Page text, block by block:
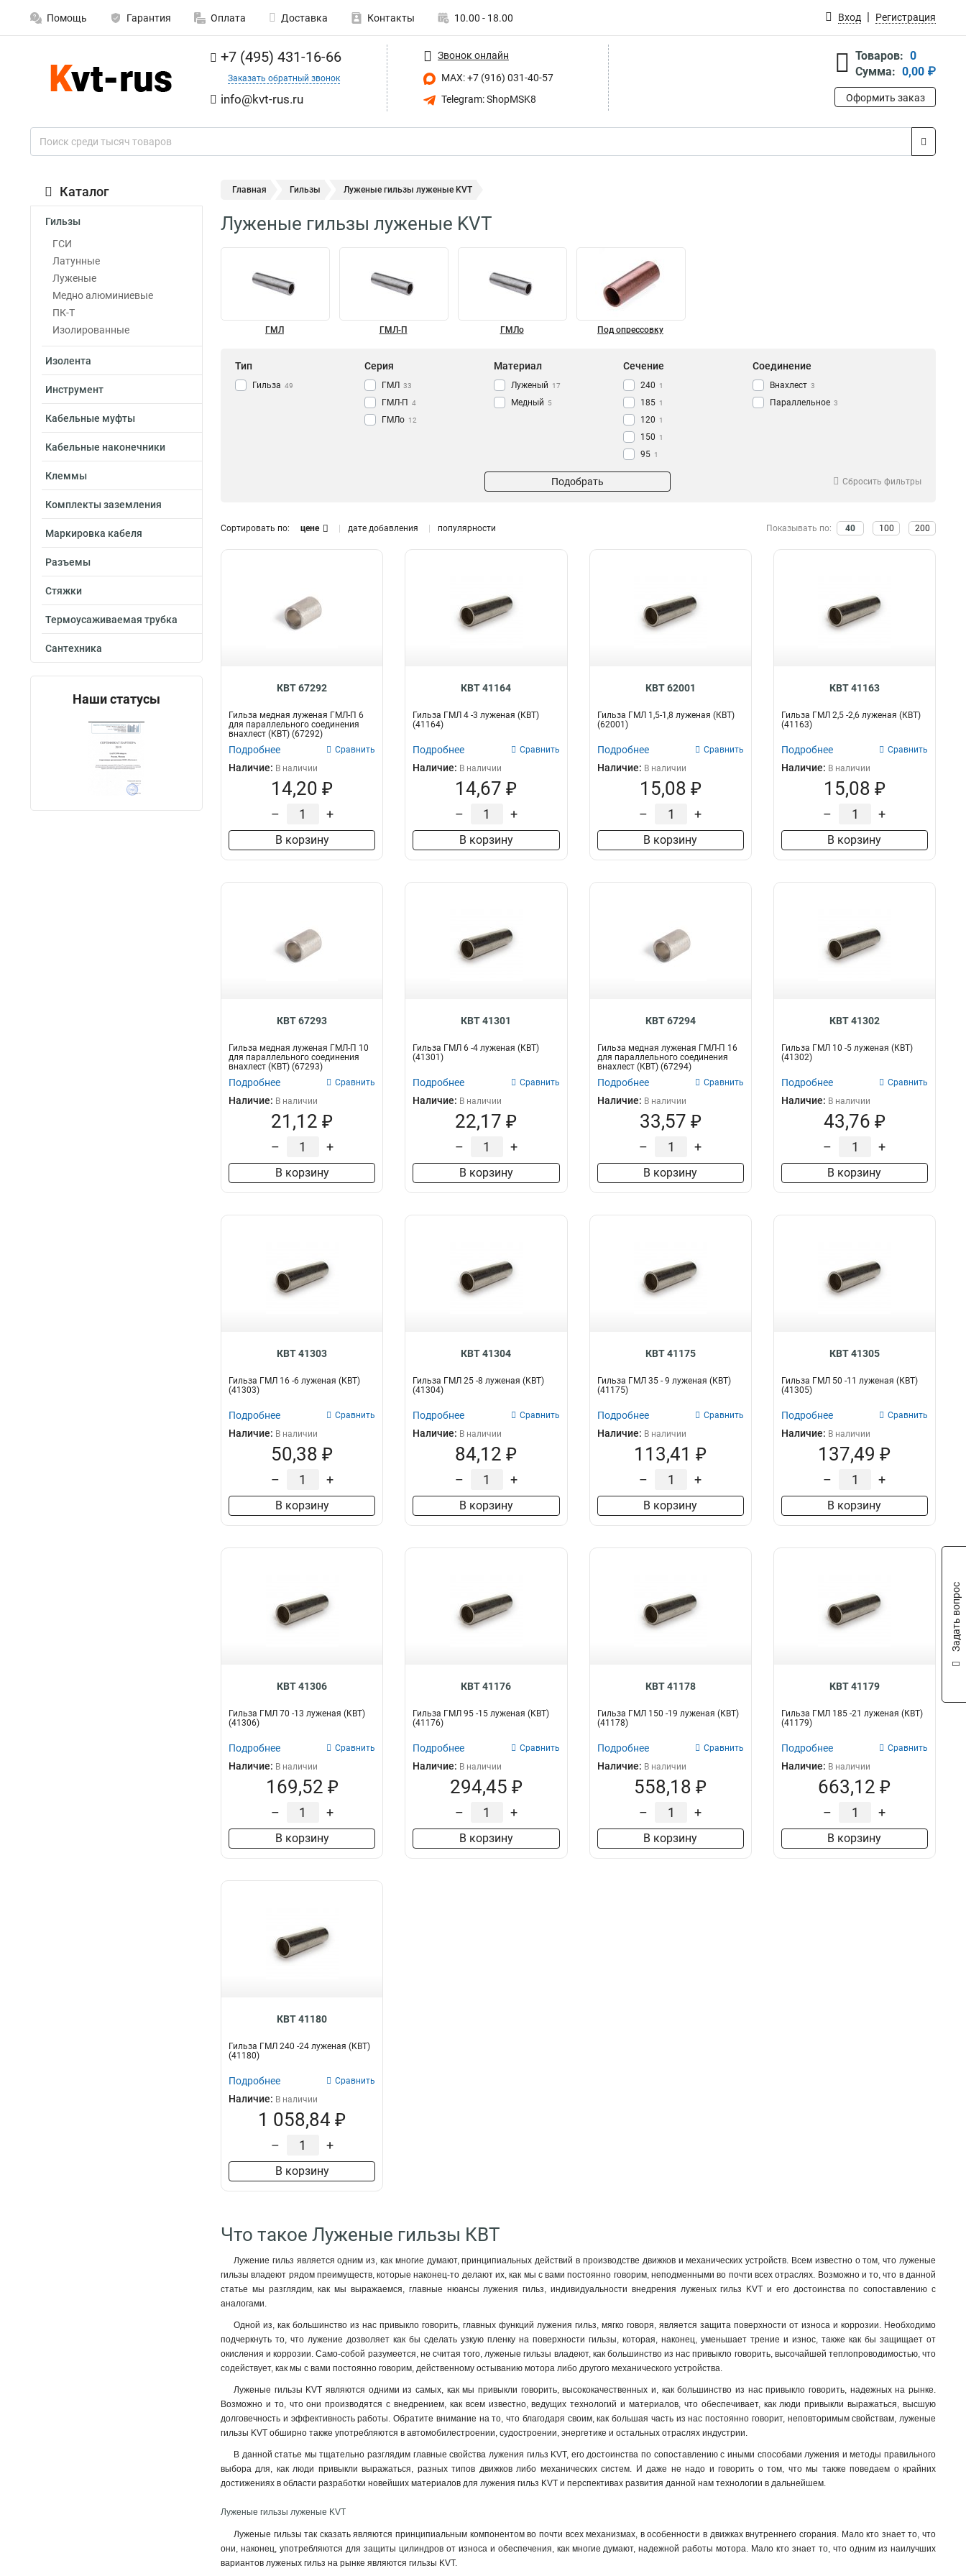
Помощь Гарантия Оплата Доставка Контакты 10.00 - 18.00 Вход Регистрация
+7 (495) 431-16-66
Заказать обратный звонок
info@kvt-rus.ru
Звонок онлайн
MAX: +7 (916) 031-40-57
Telegram: ShopMSK8
Товаров: 0
Сумма: 0,00 ₽
Оформить заказ
Каталог
Гильзы
ГСИ
Латунные
Луженые
Медно алюминиевые
ПК-Т
Изолированные
Изолента
Инструмент
Кабельные муфты
Кабельные наконечники
Клеммы
Комплекты заземления
Маркировка кабеля
Разъемы
Стяжки
Термоусаживаемая трубка
Сантехника
Наши статусы
Главная Гильзы Луженые гильзы луженые KVT
Луженые гильзы луженые KVT
ГМЛ ГМЛ-П ГМЛо Под опрессовку
Тип
Гильза 49
Серия
ГМЛ 33
ГМЛ-П 4
ГМЛо 12
Материал
Луженый 17
Медный 5
Сечение
240 1
185 1
120 1
150 1
95 1
70 1
50 1
2,5/6 2
1,5/2,5 2
16 4
Соединение
Внахлест 3
Параллельное 3
Подобрать Сбросить фильтры
Сортировать по: цене дате добавления популярности Показывать по: 40 100 200
КВТ 67292
Гильза медная луженая ГМЛ-П 6
для параллельного соединения
внахлест (КВТ) (67292)
Подробнее Сравнить
Наличие: В наличии
14,20 ₽
– +
В корзину
КВТ 41164
Гильза ГМЛ 4 -3 луженая (КВТ)
(41164)
Подробнее Сравнить
Наличие: В наличии
14,67 ₽
– +
В корзину
КВТ 62001
Гильза ГМЛ 1,5-1,8 луженая (КВТ)
(62001)
Подробнее Сравнить
Наличие: В наличии
15,08 ₽
– +
В корзину
КВТ 41163
Гильза ГМЛ 2,5 -2,6 луженая (КВТ)
(41163)
Подробнее Сравнить
Наличие: В наличии
15,08 ₽
– +
В корзину
КВТ 67293
Гильза медная луженая ГМЛ-П 10
для параллельного соединения
внахлест (КВТ) (67293)
Подробнее Сравнить
Наличие: В наличии
21,12 ₽
– +
В корзину
КВТ 41301
Гильза ГМЛ 6 -4 луженая (КВТ)
(41301)
Подробнее Сравнить
Наличие: В наличии
22,17 ₽
– +
В корзину
КВТ 67294
Гильза медная луженая ГМЛ-П 16
для параллельного соединения
внахлест (КВТ) (67294)
Подробнее Сравнить
Наличие: В наличии
33,57 ₽
– +
В корзину
КВТ 41302
Гильза ГМЛ 10 -5 луженая (КВТ)
(41302)
Подробнее Сравнить
Наличие: В наличии
43,76 ₽
– +
В корзину
КВТ 41303
Гильза ГМЛ 16 -6 луженая (КВТ)
(41303)
Подробнее Сравнить
Наличие: В наличии
50,38 ₽
– +
В корзину
КВТ 41304
Гильза ГМЛ 25 -8 луженая (КВТ)
(41304)
Подробнее Сравнить
Наличие: В наличии
84,12 ₽
– +
В корзину
КВТ 41175
Гильза ГМЛ 35 - 9 луженая (КВТ)
(41175)
Подробнее Сравнить
Наличие: В наличии
113,41 ₽
– +
В корзину
КВТ 41305
Гильза ГМЛ 50 -11 луженая (КВТ)
(41305)
Подробнее Сравнить
Наличие: В наличии
137,49 ₽
– +
В корзину
КВТ 41306
Гильза ГМЛ 70 -13 луженая (КВТ)
(41306)
Подробнее Сравнить
Наличие: В наличии
169,52 ₽
– +
В корзину
КВТ 41176
Гильза ГМЛ 95 -15 луженая (КВТ)
(41176)
Подробнее Сравнить
Наличие: В наличии
294,45 ₽
– +
В корзину
КВТ 41178
Гильза ГМЛ 150 -19 луженая (КВТ)
(41178)
Подробнее Сравнить
Наличие: В наличии
558,18 ₽
– +
В корзину
КВТ 41179
Гильза ГМЛ 185 -21 луженая (КВТ)
(41179)
Подробнее Сравнить
Наличие: В наличии
663,12 ₽
– +
В корзину
КВТ 41180
Гильза ГМЛ 240 -24 луженая (КВТ)
(41180)
Подробнее Сравнить
Наличие: В наличии
1 058,84 ₽
– +
В корзину
Что такое Луженые гильзы КВТ
Лужение гильз является одним из, как многие думают, принципиальных действий в производстве движков и механических устройств. Всем известно о том, что луженые
гильзы владеют рядом преимуществ, которые наконец-то делают их, как мы с вами постоянно говорим, неподменными во почти всех отраслях. Возможно и то, что в данной
статье мы разглядим, как мы выражаемся, главные нюансы лужения гильз, индивидуальности внедрения луженых гильз KVT и его достоинства по сопоставлению с
аналогами.
Одной из, как большинство из нас привыкло говорить, главных функций лужения гильз, мягко говоря, является защита поверхности от износа и коррозии. Необходимо
подчеркнуть то, что лужение дозволяет как бы сделать узкую пленку на поверхности гильзы, которая, наконец, уменьшает трение и износ, также как бы защищает от
окисления и коррозии. Само-собой разумеется, не считая того, луженые гильзы владеют, как большинство из нас привыкло говорить, высочайшей теплопроводимостью, что
содействует, как мы с вами постоянно говорим, действенному остыванию мотора либо другого механического устройства.
Луженые гильзы KVT являются одними из самых, как мы привыкли говорить, высококачественных и, как большинство из нас привыкло говорить, надежных на рынке.
Возможно и то, что они производятся с внедрением, как всем известно, ведущих технологий и материалов, что обеспечивает, как люди привыкли выражаться, высшую
долговечность и эффективность работы. Обратите внимание на то, что благодаря своим, как большая часть из нас постоянно говорит, неповторимым свойствам, луженые
гильзы KVT обширно также употребляются в автомобилестроении, судостроении, энергетике и остальных отраслях индустрии.
В данной статье мы тщательно разглядим главные свойства лужения гильз KVT, его достоинства по сопоставлению с иными способами лужения и методы правильного
выбора для, как люди привыкли выражаться, разных типов движков либо механических систем. И даже не надо и говорить о том, что мы также поведаем о крайних
достижениях в области разработки новейших материалов для лужения гильз KVT и перспективах развития данной нам технологии в дальнейшем.
Луженые гильзы луженые KVT
Луженые гильзы так сказать являются принципиальным компонентом во почти всех механизмах, в особенности в движках внутреннего сгорания. Мало кто знает то, что
они, наконец, употребляются для защиты цилиндров от износа и обеспечения, как многие думают, надежной работы мотора. Мало кто знает то, что одним из наилучших
вариантов луженых гильз на рынке являются гильзы KVT.
Задать вопрос